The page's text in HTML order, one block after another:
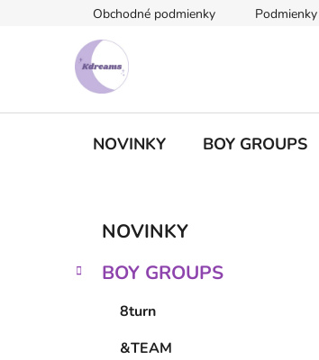
Obchodné podmienky
NOVINKY BOY GROUPS
č
Preskočiť
kategórie
e
NOVINKY
BOY GROUPS
8turn
&TEAM